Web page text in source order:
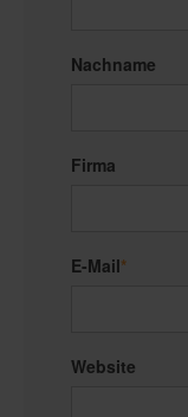
Nachname
Firma
E-Mail*
Website